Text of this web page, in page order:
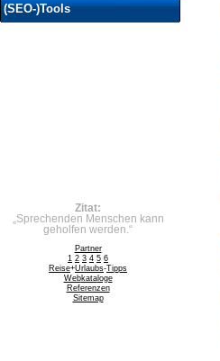
(SEO-)Tools
Zitat:
„Sprechenden Menschen kann
geholfen werden.“
Partner
1 2 3 4 5 6
Reise+Urlaubs-Tipps
Webkataloge
Referenzen
Sitemap